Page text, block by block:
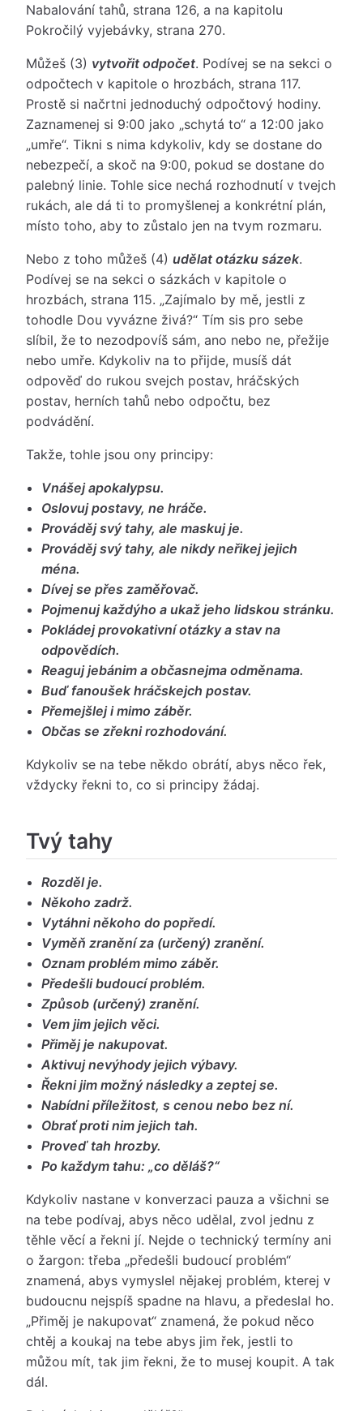
Nabalování tahů, strana 126, a na kapitolu
Pokročilý vyjebávky, strana 270.
Můžeš (3) vytvořit odpočet. Podívej se na sekci o
odpočtech v kapitole o hrozbách, strana 117.
Prostě si načrtni jednoduchý odpočtový hodiny.
Zaznamenej si 9:00 jako „schytá to“ a 12:00 jako
„umře“. Tikni s nima kdykoliv, kdy se dostane do
nebezpečí, a skoč na 9:00, pokud se dostane do
palebný linie. Tohle sice nechá rozhodnutí v tvejch
rukách, ale dá ti to promyšlenej a konkrétní plán,
místo toho, aby to zůstalo jen na tvym rozmaru.
Nebo z toho můžeš (4) udělat otázku sázek.
Podívej se na sekci o sázkách v kapitole o
hrozbách, strana 115. „Zajímalo by mě, jestli z
tohodle Dou vyvázne živá?“ Tím sis pro sebe
slíbil, že to nezodpovíš sám, ano nebo ne, přežije
nebo umře. Kdykoliv na to přijde, musíš dát
odpověď do rukou svejch postav, hráčských
postav, herních tahů nebo odpočtu, bez
podvádění.
Takže, tohle jsou ony principy:
Vnášej apokalypsu.
Oslovuj postavy, ne hráče.
Prováděj svý tahy, ale maskuj je.
Prováděj svý tahy, ale nikdy neřikej jejich
ména.
Dívej se přes zaměřovač.
Pojmenuj každýho a ukaž jeho lidskou stránku.
Pokládej provokativní otázky a stav na
odpovědích.
Reaguj jebánim a občasnejma odměnama.
Buď fanoušek hráčskejch postav.
Přemejšlej i mimo záběr.
Občas se zřekni rozhodování.
Kdykoliv se na tebe někdo obrátí, abys něco řek,
vždycky řekni to, co si principy žádaj.
Tvý tahy
Rozděl je.
Někoho zadrž.
Vytáhni někoho do popředí.
Vyměň zranění za (určený) zranění.
Oznam problém mimo záběr.
Předešli budoucí problém.
Způsob (určený) zranění.
Vem jim jejich věci.
Přiměj je nakupovat.
Aktivuj nevýhody jejich výbavy.
Řekni jim možný následky a zeptej se.
Nabídni příležitost, s cenou nebo bez ní.
Obrať proti nim jejich tah.
Proveď tah hrozby.
Po každym tahu: „co děláš?“
Kdykoliv nastane v konverzaci pauza a všichni se
na tebe podívaj, abys něco udělal, zvol jednu z
těhle věcí a řekni jí. Nejde o technický termíny ani
o žargon: třeba „předešli budoucí problém“
znamená, abys vymyslel nějakej problém, kterej v
budoucnu nejspíš spadne na hlavu, a předeslal ho.
„Přiměj je nakupovat“ znamená, že pokud něco
chtěj a koukaj na tebe abys jim řek, jestli to
můžou mít, tak jim řekni, že to musej koupit. A tak
dál.